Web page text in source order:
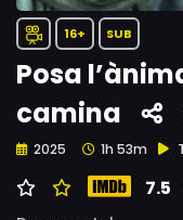
16+ SUB
Posa
camina
2025 1h 53m
7.5